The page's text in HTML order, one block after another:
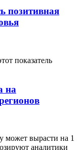
позитивная
показатель
на
может вырасти на 1
аналитики